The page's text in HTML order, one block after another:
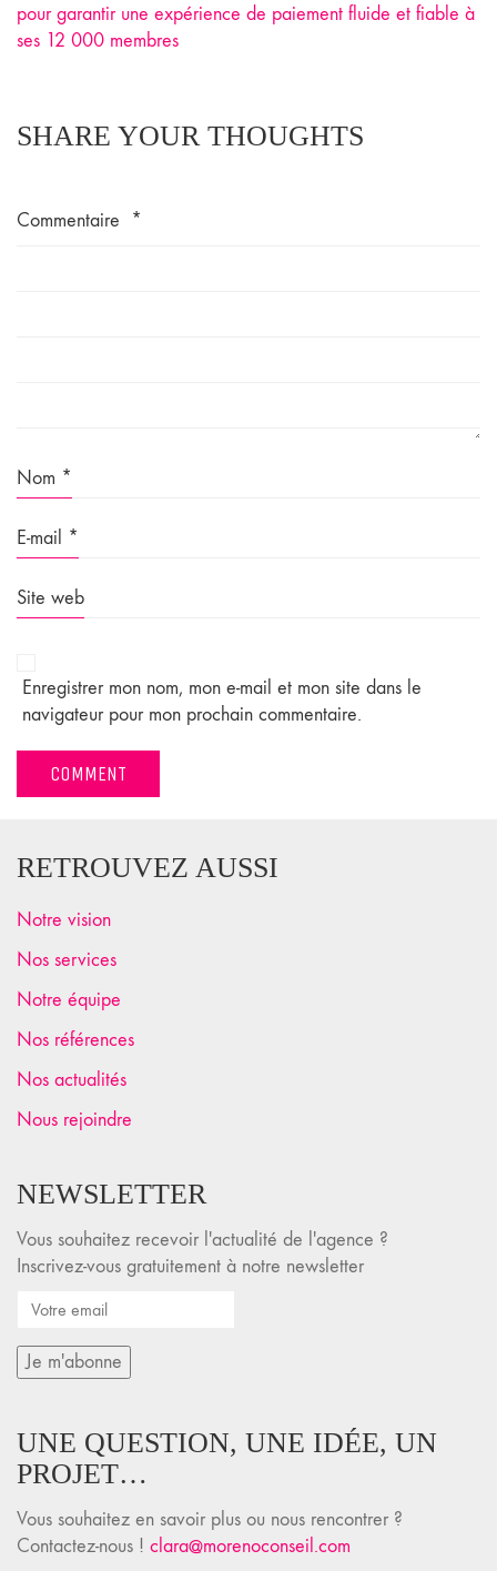
pour garantir une expérience de paiement fluide et fiable à
ses 12 000 membres
SHARE YOUR THOUGHTS
Commentaire *
Nom *
E-mail *
Site web
Enregistrer mon nom, mon e-mail et mon site dans le
navigateur pour mon prochain commentaire.
RETROUVEZ AUSSI
Notre vision
Nos services
Notre équipe
Nos références
Nos actualités
Nous rejoindre
NEWSLETTER
Vous souhaitez recevoir l'actualité de l'agence ?
Inscrivez-vous gratuitement à notre newsletter
UNE QUESTION, UNE IDÉE, UN
PROJET…
Vous souhaitez en savoir plus ou nous rencontrer ?
Contactez-nous ! clara@morenoconseil.com